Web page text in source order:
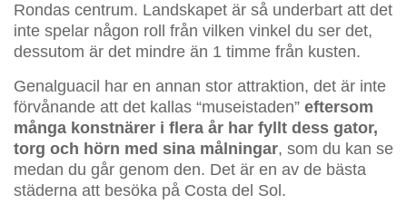
Rondas centrum. Landskapet är så underbart att det
inte spelar någon roll från vilken vinkel du ser det,
dessutom är det mindre än 1 timme från kusten.
Genalguacil har en annan stor attraktion, det är inte
förvånande att det kallas “museistaden” eftersom
många konstnärer i flera år har fyllt dess gator,
torg och hörn med sina målningar, som du kan se
medan du går genom den. Det är en av de bästa
städerna att besöka på Costa del Sol.